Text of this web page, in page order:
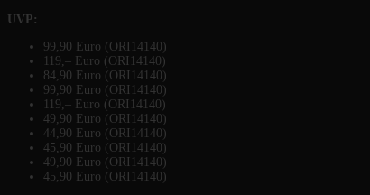
UVP:
99,90 Euro (ORI14140)
119,– Euro (ORI14140)
84,90 Euro (ORI14140)
99,90 Euro (ORI14140)
119,– Euro (ORI14140)
49,90 Euro (ORI14140)
44,90 Euro (ORI14140)
45,90 Euro (ORI14140)
49,90 Euro (ORI14140)
45,90 Euro (ORI14140)